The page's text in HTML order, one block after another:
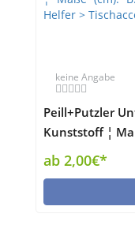
keine Angabe
Peill+Putzler
Kunststoff ¦
Höffner
ab 2,00€*